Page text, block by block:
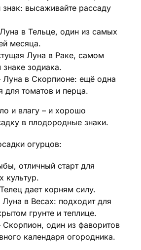
высаживайте рассаду
в Тельце, один из самых
месяца.
Луна в Раке, самом
зодиака.
Луна в Скорпионе: ещё одна
для томатов и перца.
и влагу – и хорошо
в плодородные знаки.
огурцов:
отличный старт для
культур.
дает корням силу.
Луна в Весах: подходит для
грунте и теплице.
Скорпион, один из фаворитов
календаря огородника.